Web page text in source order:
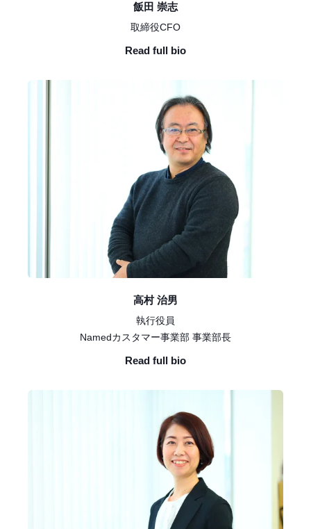
飯田 崇志
取締役CFO
Read full bio
高村 治男
執行役員
Namedカスタマー事業部 事業部長
Read full bio